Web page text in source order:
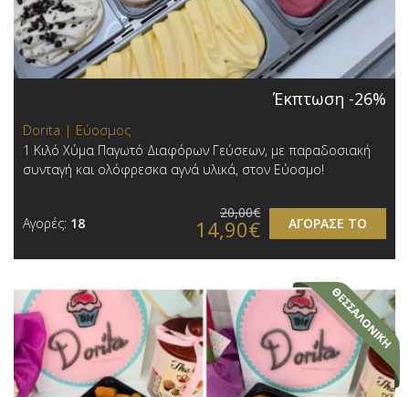
Έκπτωση -26%
Dorita | Εύοσμος
1 Κιλό Χύμα Παγωτό Διαφόρων Γεύσεων, με παραδοσιακή
συνταγή και ολόφρεσκα αγνά υλικά, στον Εύοσμο!
Αγορές: 18 ΑΓΟΡΑΣΕ ΤΟ
20,00€
14,90€